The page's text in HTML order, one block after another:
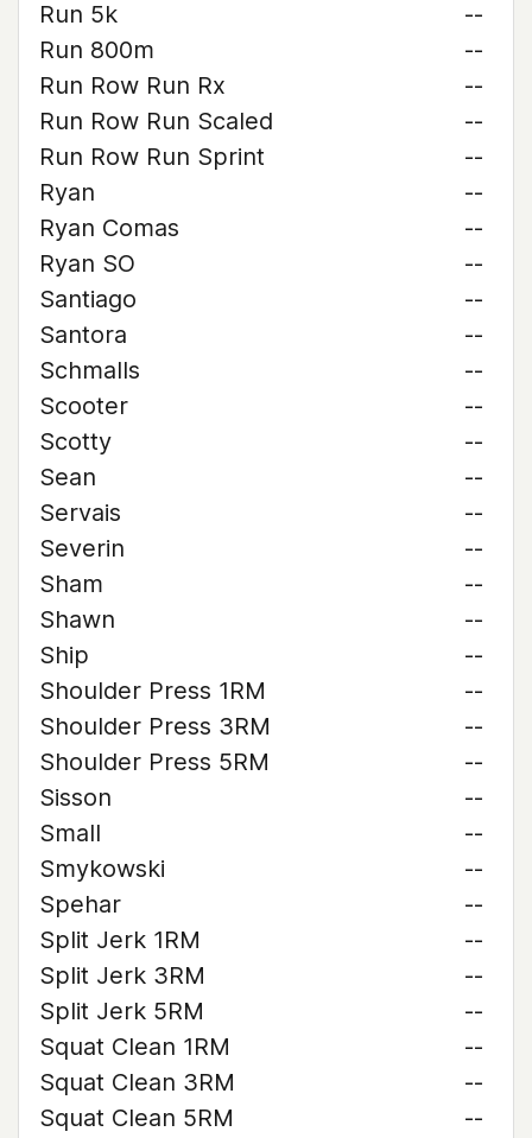
Run 5k
--
Run 800m
--
Run Row Run Rx
--
Run Row Run Scaled
--
Run Row Run Sprint
--
Ryan
--
Ryan Comas
--
Ryan SO
--
Santiago
--
Santora
--
Schmalls
--
Scooter
--
Scotty
--
Sean
--
Servais
--
Severin
--
Sham
--
Shawn
--
Ship
--
Shoulder Press 1RM
--
Shoulder Press 3RM
--
Shoulder Press 5RM
--
Sisson
--
Small
--
Smykowski
--
Spehar
--
Split Jerk 1RM
--
Split Jerk 3RM
--
Split Jerk 5RM
--
Squat Clean 1RM
--
Squat Clean 3RM
--
Squat Clean 5RM
--